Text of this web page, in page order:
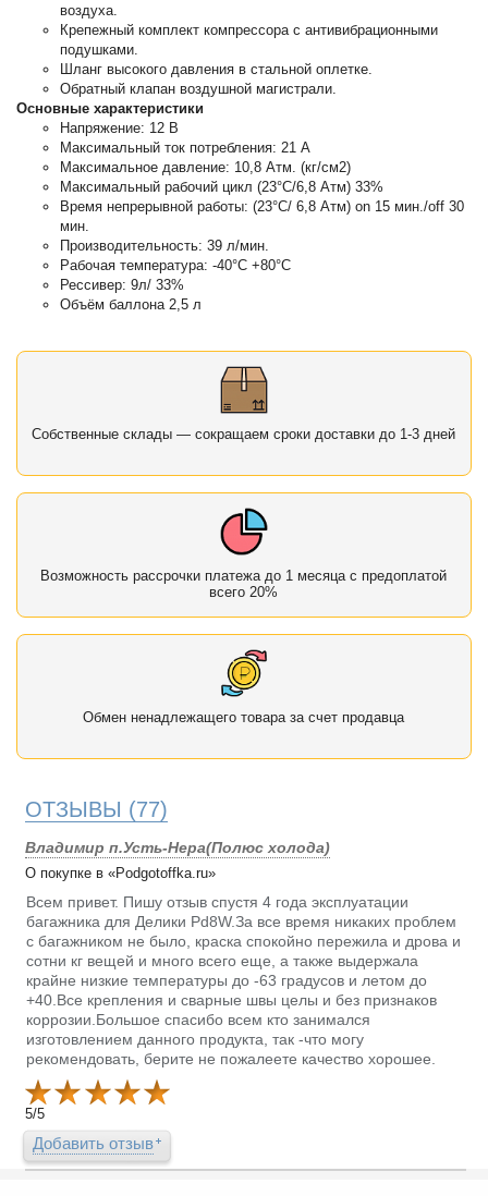
воздуха.
Крепежный комплект компрессора с антивибрационными
подушками.
Шланг высокого давления в стальной оплетке.
Обратный клапан воздушной магистрали.
Основные характеристики
Напряжение: 12 В
Максимальный ток потребления: 21 А
Максимальное давление: 10,8 Атм. (кг/см2)
Максимальный рабочий цикл (23°C/6,8 Атм) 33%
Время непрерывной работы: (23°C/ 6,8 Атм) on 15 мин./off 30
мин.
Производительность: 39 л/мин.
Рабочая температура: -40°С +80°С
Рессивер: 9л/ 33%
Объём баллона 2,5 л
Собственные склады — сокращаем сроки доставки до 1-3 дней
Возможность рассрочки платежа до 1 месяца с предоплатой
всего 20%
Обмен ненадлежащего товара за счет продавца
ОТЗЫВЫ (77)
Владимир п.Усть-Нера(Полюс холода)
О покупке в «Podgotoffka.ru»
Всем привет. Пишу отзыв спустя 4 года эксплуатации
багажника для Делики Pd8W.За все время никаких проблем
с багажником не было, краска спокойно пережила и дрова и
сотни кг вещей и много всего еще, а также выдержала
крайне низкие температуры до -63 градусов и летом до
+40.Все крепления и сварные швы целы и без признаков
коррозии.Большое спасибо всем кто занимался
изготовлением данного продукта, так -что могу
рекомендовать, берите не пожалеете качество хорошее.
5/5
Добавить отзыв